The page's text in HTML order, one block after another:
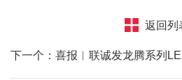
返回列